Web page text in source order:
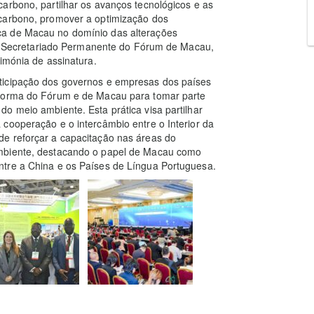
partilhar os avanços tecnológicos e as
promover a optimização dos
de Macau no domínio das alterações
Permanente do Fórum de Macau,
de assinatura.
dos governos e empresas dos países
do Fórum e de Macau para tomar parte
meio ambiente. Esta prática visa partilhar
e o intercâmbio entre o Interior da
reforçar a capacitação nas áreas do
destacando o papel de Macau como
a China e os Países de Língua Portuguesa.